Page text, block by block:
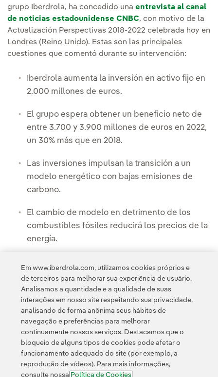
grupo Iberdrola, ha concedido una entrevista al canal
de noticias estadounidense CNBC, con motivo de la
Actualización Perspectivas 2018-2022 celebrada hoy en
Londres (Reino Unido). Estas son las principales
cuestiones que comentó durante su intervención:
Iberdrola aumenta la inversión en activo fijo en
2.000 millones de euros.
El grupo espera obtener un beneficio neto de
entre 3.700 y 3.900 millones de euros en 2022,
un 30% más que en 2018.
Las inversiones impulsan la transición a un
modelo energético con bajas emisiones de
carbono.
El cambio de modelo en detrimento de los
combustibles fósiles reducirá los precios de la
energía.
Contato Clientes Política de Privacidade Informação legal
Transparência no uso da IA Política de cookies Configuração de cookies
Acessibilidade Canal de denúncias
Em www.iberdrola.com, utilizamos cookies próprios e
de terceiros para melhorar sua experiência de usuário.
Analisamos a quantidade e a qualidade de suas
interações em nosso site respeitando sua privacidade,
analisando de forma anônima seus hábitos de
navegação e preferências para melhorar
continuamente nossos serviços. Destacamos que o
bloqueio de alguns tipos de cookies pode afetar o
funcionamento adequado do site (por exemplo, a
reprodução de vídeos). Para mais informações,
consulte nossa Política de Cookies